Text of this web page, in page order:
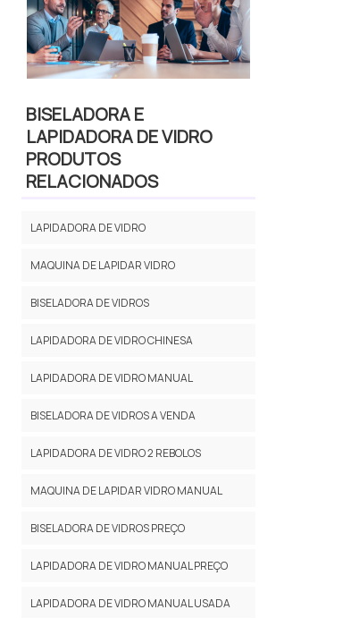
BISELADORA E
LAPIDADORA DE VIDRO
PRODUTOS
RELACIONADOS
LAPIDADORA DE VIDRO
MAQUINA DE LAPIDAR VIDRO
BISELADORA DE VIDROS
LAPIDADORA DE VIDRO CHINESA
LAPIDADORA DE VIDRO MANUAL
BISELADORA DE VIDROS A VENDA
LAPIDADORA DE VIDRO 2 REBOLOS
MAQUINA DE LAPIDAR VIDRO MANUAL
BISELADORA DE VIDROS PREÇO
LAPIDADORA DE VIDRO MANUAL PREÇO
LAPIDADORA DE VIDRO MANUAL USADA